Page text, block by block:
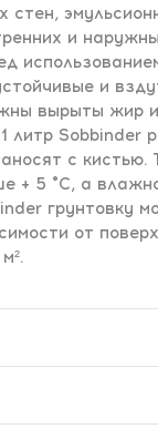
стен,
и
и
вырыты жир и
литр Sobbinder
с кистью.
+ 5 °С, а
грунтовку
от